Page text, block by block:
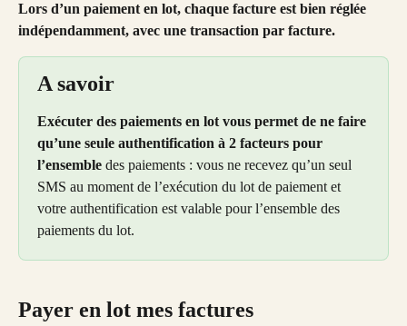
Lors d’un paiement en lot, chaque facture est bien réglée
indépendamment, avec une transaction par facture.
A savoir
Exécuter des paiements en lot vous permet de ne faire
qu’une seule authentification à 2 facteurs pour
l’ensemble des paiements : vous ne recevez qu’un seul
SMS au moment de l’exécution du lot de paiement et
votre authentification est valable pour l’ensemble des
paiements du lot.
Payer en lot mes factures